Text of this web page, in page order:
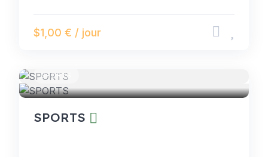
$1,00 € / jour
SPORTS
SPORTS